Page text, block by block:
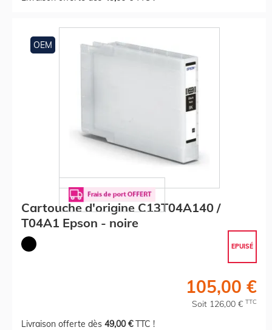
OEM
Cartouche d'origine C13T04A140 /
T04A1 Epson - noire
EPUISÉ
105,00 €
Soit 126,00 € TTC
Livraison offerte dès 49,00 €TTC !